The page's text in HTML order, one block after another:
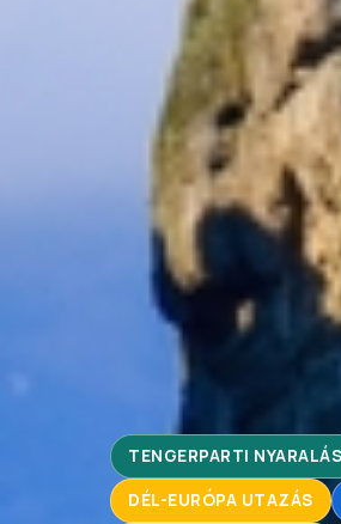
TENGERPARTI NYARALÁS
DÉL-EURÓPA UTAZÁS